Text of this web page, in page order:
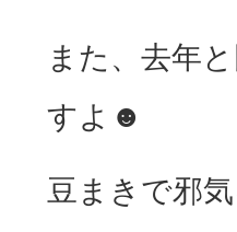
また、去年
すよ☻
豆まきで邪